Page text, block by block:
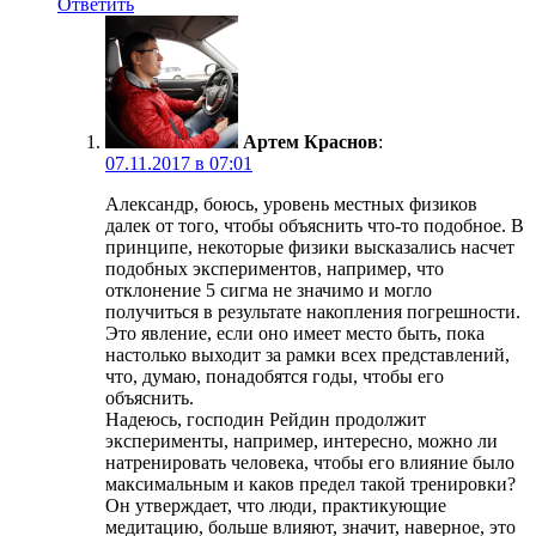
Артем Краснов:
07.11.2017 в 07:01
Александр, боюсь, уровень местных физиков
далек от того, чтобы объяснить что-то подобное. В
принципе, некоторые физики высказались насчет
подобных экспериментов, например, что
отклонение 5 сигма не значимо и могло
получиться в результате накопления погрешности.
Это явление, если оно имеет место быть, пока
настолько выходит за рамки всех представлений,
что, думаю, понадобятся годы, чтобы его
объяснить.
Надеюсь, господин Рейдин продолжит
эксперименты, например, интересно, можно ли
натренировать человека, чтобы его влияние было
максимальным и каков предел такой тренировки?
Он утверждает, что люди, практикующие
медитацию, больше влияют, значит, наверное, это